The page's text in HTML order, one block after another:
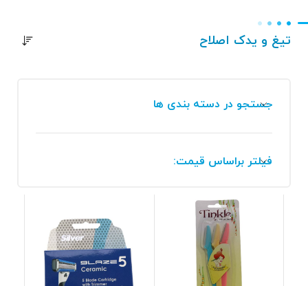
تیغ و یدک اصلاح
جستجو در دسته بندی ها
فیلتر براساس قیمت: